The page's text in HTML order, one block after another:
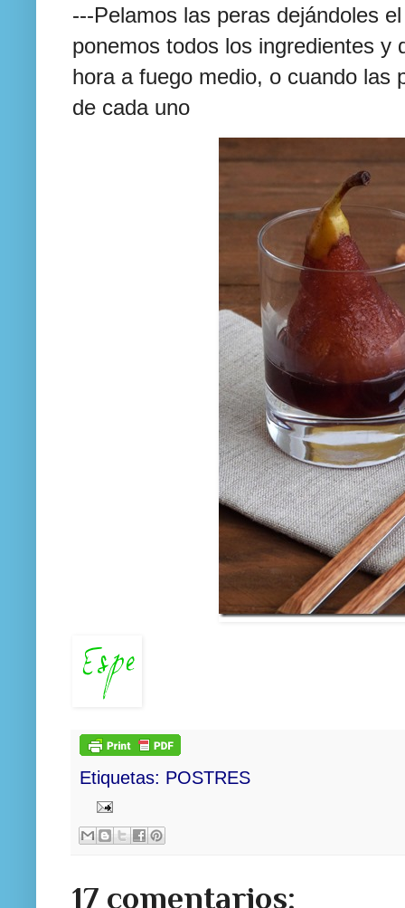
---Pelamos las peras dejándoles
ponemos todos los ingredientes y
hora a fuego medio, o cuando las
de cada uno
Etiquetas: POSTRES
17 comentarios: